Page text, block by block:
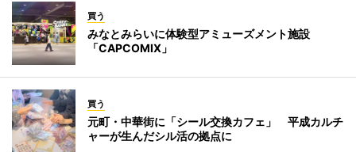
買う
みなとみらいに体験型アミューズメント施設
「CAPCOMIX」
買う
元町・中華街に「シール交換カフェ」 平成カルチ
ャーが生んだシル活の拠点に